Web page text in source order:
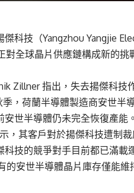
科技（Yangzhou Yangjie
全球晶片供應鏈構成新的挑
Zillner 指出，失去揚傑科技
，荷蘭半導體製造商安世半
世半導體仍未完全恢復產能。
，其客戶對於揚傑科技遭制
技的競爭對手目前都已滿載
安世半導體晶片庫存僅能維